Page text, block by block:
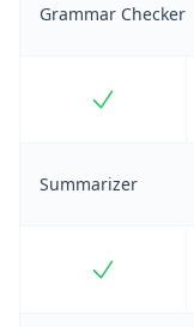
Grammar Checker
Included
Summarizer
Included